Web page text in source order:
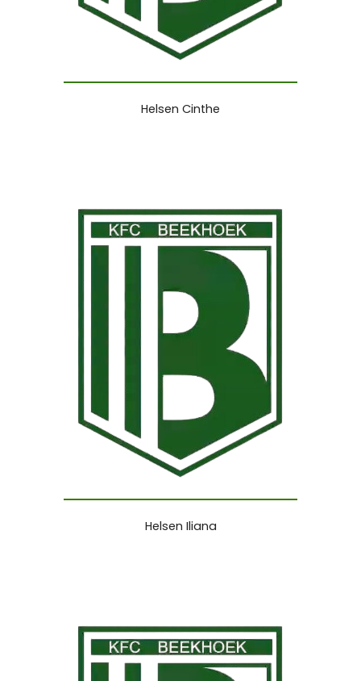
Helsen Cinthe
Helsen Iliana